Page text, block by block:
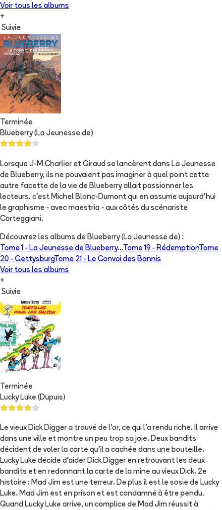
Voir tous les albums
+
Suivie
Terminée
Blueberry (La Jeunesse de)
Lorsque J-M Charlier et Giraud se lancèrent dans La Jeunesse
de Blueberry, ils ne pouvaient pas imaginer à quel point cette
autre facette de la vie de Blueberry allait passionner les
lecteurs. c'est Michel Blanc-Dumont qui en assume aujourd'hui
le graphisme - avec maestria - aux côtés du scénariste
Corteggiani.
Découvrez les albums de Blueberry (La Jeunesse de) :
Tome 1 - La Jeunesse de Blueberry...Tome 19 - RédemptionTome
20 - GettysburgTome 21 - Le Convoi des Bannis
Voir tous les albums
+
Suivie
Terminée
Lucky Luke (Dupuis)
Le vieux Dick Digger a trouvé de l'or, ce qui l'a rendu riche. Il arrive
dans une ville et montre un peu trop sa joie. Deux bandits
décident de voler la carte qu'il a cachée dans une bouteille.
Lucky Luke décide d'aider Dick Digger en retrouvant les deux
bandits et en redonnant la carte de la mine au vieux Dick. 2e
histoire : Mad Jim est une terreur. De plus il est le sosie de Lucky
Luke. Mad Jim est en prison et est condamné à être pendu.
Quand Lucky Luke arrive, un complice de Mad Jim réussit à